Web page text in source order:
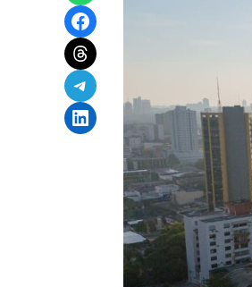
Share on Facebook
Share on Threads
Share on Telegram
Share on LinkedIn